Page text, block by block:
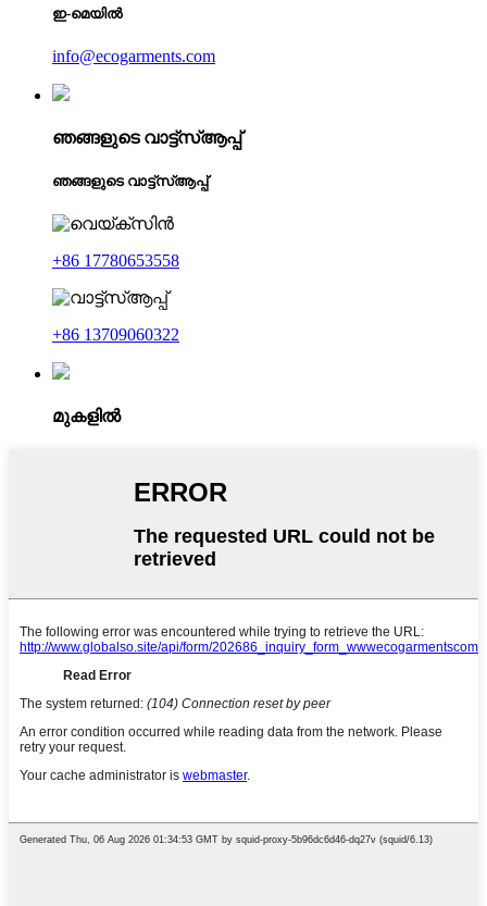
ഇ-മെയിൽ
info@ecogarments.com
ഞങ്ങളുടെ വാട്ട്‌സ്ആപ്പ്
ഞങ്ങളുടെ വാട്ട്‌സ്ആപ്പ്
+86 17780653558
+86 13709060322
മുകളിൽ